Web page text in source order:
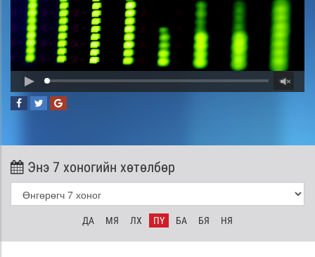
Энэ 7 хоногийн хөтөлбөр
ДА МЯ ЛХ ПҮ БА БЯ НЯ